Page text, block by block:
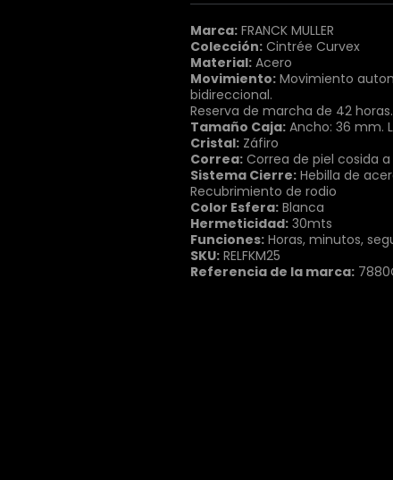
Marca: FRANCK MULLER
Colección: Cintrée Curvex
Material: Acero
Movimiento: Movimiento
bidireccional.
Reserva de marcha de 42 horas.
Tamaño Caja: Ancho: 36 mm.
Cristal: Záfiro
Correa: Correa de piel cosida
Sistema Cierre: Hebilla de
Recubrimiento de rodio
Color Esfera: Blanca
Hermeticidad: 30mts
Funciones: Horas, minutos,
SKU: RELFKM25
Referencia de la marca: